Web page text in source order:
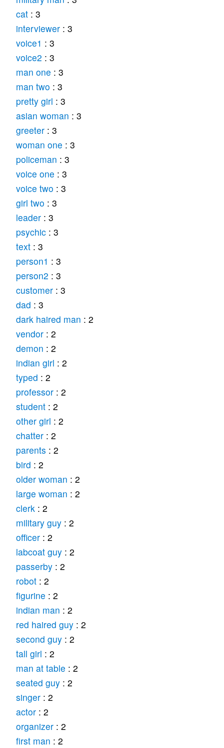
cat: 3
interviewer: 3
voice1 : 3
voice2 : 3
man one : 3
man two : 3
pretty girl : 3
asian woman : 3
greeter: 3
woman one : 3
policeman : 3
voice one : 3
voice two : 3
girl two : 3
leader: 3
psychic: 3
text: 3
person1 : 3
person2 : 3
customer: 3
dad : 3
dark haired man : 2
vendor: 2
demon : 2
indian girl : 2
typed : 2
professor: 2
student: 2
other girl : 2
chatter: 2
parents : 2
bird : 2
older woman : 2
large woman : 2
clerk: 2
military guy: 2
officer: 2
labcoat guy: 2
passerby: 2
robot: 2
figurine : 2
indian man : 2
red haired guy: 2
second guy: 2
tall girl : 2
man at table : 2
seated guy: 2
singer: 2
actor: 2
organizer: 2
first man : 2